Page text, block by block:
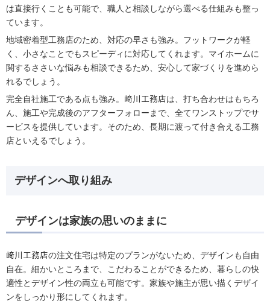
は直接行くことも可能で、職人と相談しながら選べる仕組みも整っ
ています。
地域密着型工務店のため、対応の早さも強み。フットワークが軽
く、小さなことでもスピーディに対応してくれます。マイホームに
関するささいな悩みも相談できるため、安心して家づくりを進めら
れるでしょう。
完全自社施工である点も強み。﨑川工務店は、打ち合わせはもちろ
ん、施工や完成後のアフターフォローまで、全てワンストップでサ
ービスを提供しています。そのため、長期に渡って付き合える工務
店といえるでしょう。
デザインへ取り組み
デザインは家族の思いのままに
﨑川工務店の注文住宅は特定のプランがないため、デザインも自由
自在。細かいところまで、こだわることができるため、暮らしの快
適性とデザイン性の両立も可能です。家族や施主が思い描くデザイ
ンをしっかり形にしてくれます。